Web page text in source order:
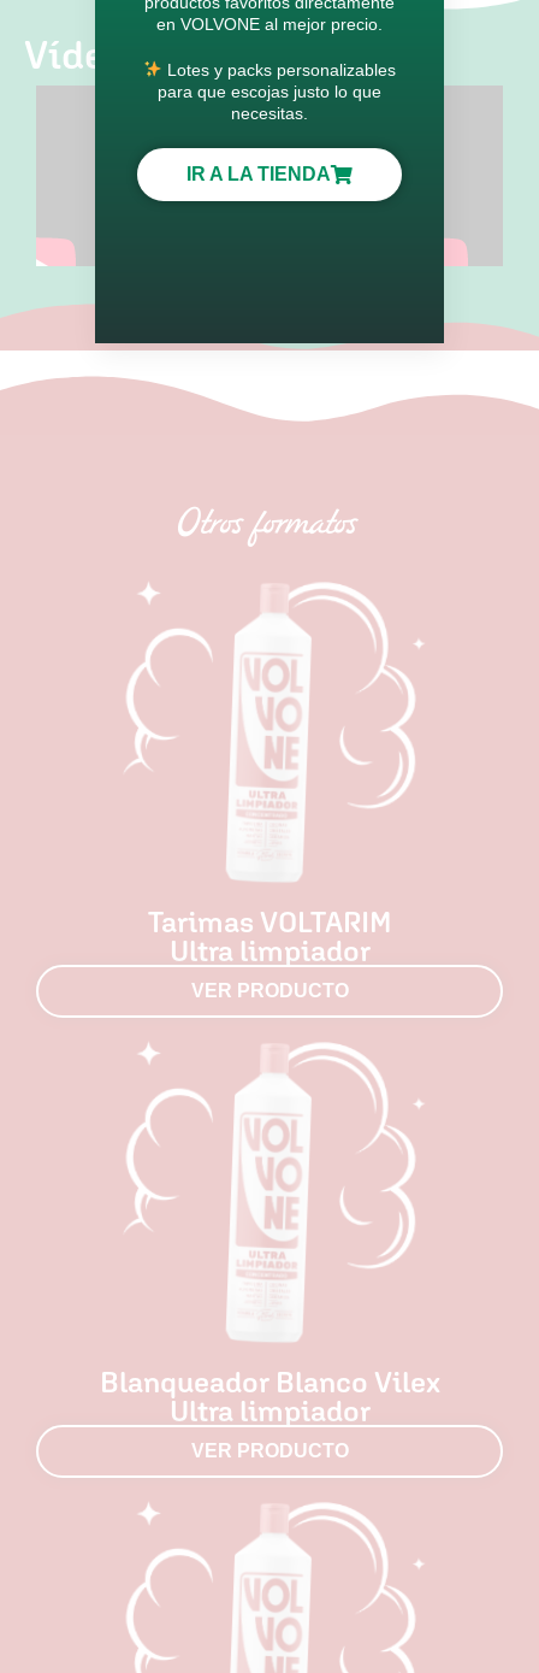
Vídeos
Otros formatos
Tarimas VOLTARIM
Ultra limpiador
VER PRODUCTO
Blanqueador Blanco Vilex
Ultra limpiador
VER PRODUCTO
en VOLVONE al mejor precio.
Lotes y packs personalizables
para que escojas justo lo que
necesitas.
IR A LA TIENDA